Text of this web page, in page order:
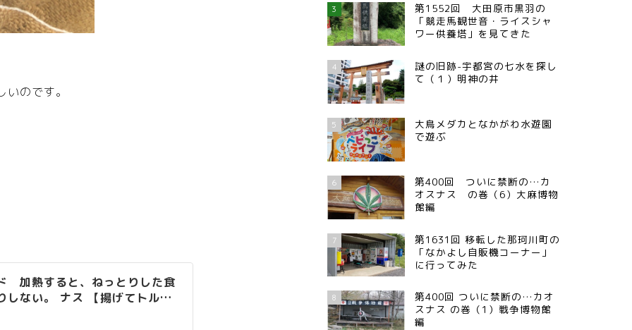
のです。
加熱すると、ねっとりした食
しない。 ナス 【揚げてトル
3
第1552回 大田原市黒羽の
「競走馬観世音・ライスシャ
ワー供養塔」を見てきた
4
謎の旧跡-宇都宮の七水を探し
て（１）明神の井
5
大鳥メダカとなかがわ水遊園
で遊ぶ
6
第400回 ついに禁断の…カ
オスナス の巻（6）大麻博物
館編
7
第1631回 移転した那珂川町の
「なかよし自販機コーナー」
に行ってみた
8
第400回 ついに禁断の…カオ
スナス の巻（1）戦争博物館
編